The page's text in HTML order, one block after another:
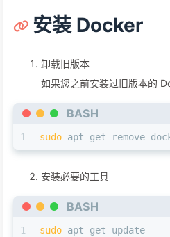
安装 Docker
卸载旧版本
如果您之前安装过旧版本的
BASH
1 sudo apt-get remove
安装必要的工具
BASH
1
sudo apt-get update